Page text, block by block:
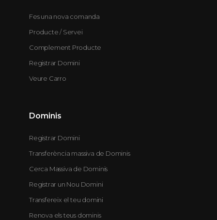
Fes una nova comanda
Producte / Servei
Complement Producte
Registrar Domini
Veure Carro
Dominis
Registrar Domini
Transferència massiva de Dominis
Cerca Massiva de Dominis
Registrar un Nou Domini
Transfereix el teu domini
Renova els teus dominis